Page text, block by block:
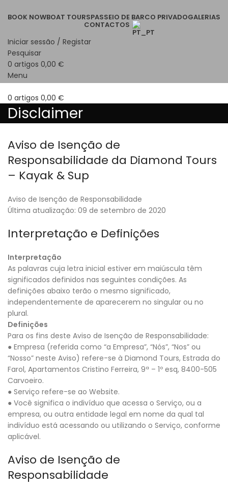
BOOK NOWBOAT TOURSPASSEIO DE BARCO PRIVADOGALERIAS
CONTACTOS
Iniciar sessão / Registar
Pesquisar
0 artigos 0,00 €
Menu
0 artigos 0,00 €
Disclaimer
Aviso de Isenção de
Responsabilidade da Diamond Tours
– Kayak & Sup
Aviso de Isenção de Responsabilidade
Última atualização: 09 de setembro de 2020
Interpretação e Definições
Interpretação
As palavras cuja letra inicial estiver em maiúscula têm
significados definidos nas seguintes condições. As
definições abaixo terão o mesmo significado,
independentemente de aparecerem no singular ou no
plural.
Definições
Para os fins deste Aviso de Isenção de Responsabilidade:
● Empresa (referida como “a Empresa”, “Nós”, “Nos” ou
“Nosso” neste Aviso) refere-se à Diamond Tours, Estrada do
Farol, Apartamentos Cristino Ferreira, 9ª – 1º esq, 8400-505
Carvoeiro.
● Serviço refere-se ao Website.
● Você significa o indivíduo que acessa o Serviço, ou a
empresa, ou outra entidade legal em nome da qual tal
indivíduo está acessando ou utilizando o Serviço, conforme
aplicável.
Aviso de Isenção de
Responsabilidade